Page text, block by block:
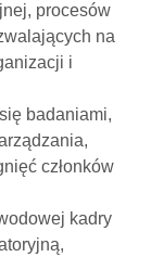
procesów
na
i
badaniami,
członków
kadry